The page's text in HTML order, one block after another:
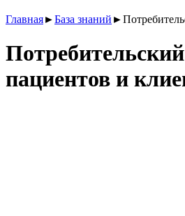
Главная►База знаний ►
пациентов и